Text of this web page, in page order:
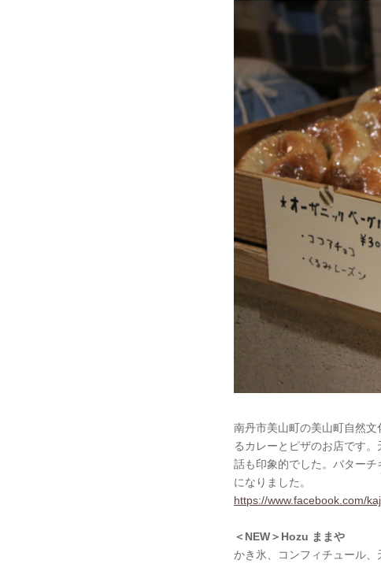
南丹市美山町の美山町自然
るカレーとピザのお店です
話も印象的でした。バター
になりました。
https://www.facebook.com/
＜NEW＞Hozu ままや
かき氷、コンフィチュール